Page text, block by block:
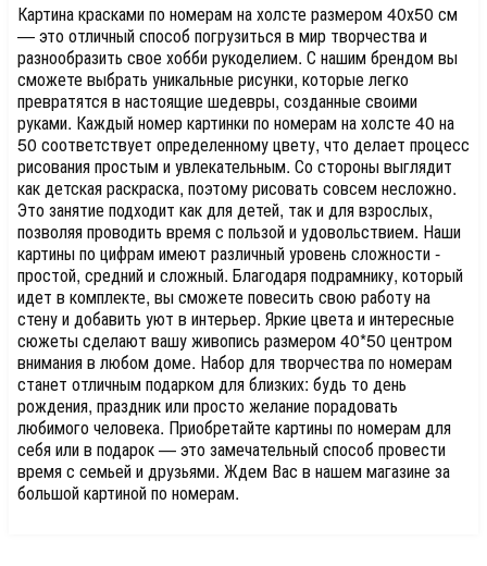
Картина красками по номерам на холсте размером 40х50 см
— это отличный способ погрузиться в мир творчества и
разнообразить свое хобби рукоделием. С нашим брендом вы
сможете выбрать уникальные рисунки, которые легко
превратятся в настоящие шедевры, созданные своими
руками. Каждый номер картинки по номерам на холсте 40 на
50 соответствует определенному цвету, что делает процесс
рисования простым и увлекательным. Со стороны выглядит
как детская раскраска, поэтому рисовать совсем несложно.
Это занятие подходит как для детей, так и для взрослых,
позволяя проводить время с пользой и удовольствием. Наши
картины по цифрам имеют различный уровень сложности -
простой, средний и сложный. Благодаря подрамнику, который
идет в комплекте, вы сможете повесить свою работу на
стену и добавить уют в интерьер. Яркие цвета и интересные
сюжеты сделают вашу живопись размером 40*50 центром
внимания в любом доме. Набор для творчества по номерам
станет отличным подарком для близких: будь то день
рождения, праздник или просто желание порадовать
любимого человека. Приобретайте картины по номерам для
себя или в подарок — это замечательный способ провести
время с семьей и друзьями. Ждем Вас в нашем магазине за
большой картиной по номерам.